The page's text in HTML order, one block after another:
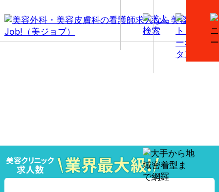
【正看護師、香川県】美容外科・美容皮膚科の看護師
求人一覧